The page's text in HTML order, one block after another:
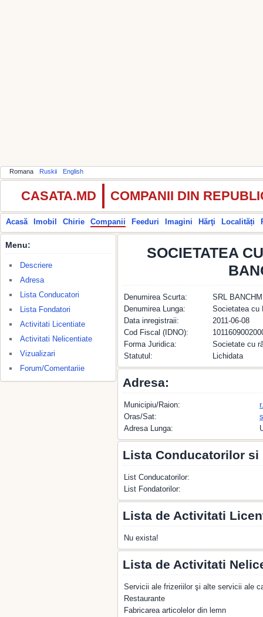
Romana Ruskii English
CASATA.MD COMPANII DIN
Acasă Imobil Chirie Companii Feeduri Imagini Hărţi Localități
Menu:
Descriere
Adresa
Lista Conducatori
Lista Fondatori
Activitati Licentiate
Activitati Nelicentiate
Vizualizari
Forum/Comentariie
SOCIETATEA
Denumirea Scurta:
SRL
Denumirea Lunga:
Societatea cu
Data inregistraii:
2011-06-08
Cod Fiscal (IDNO):
Forma Juridica:
Societate cu
Statutul:
Lichidata
Adresa:
Municipiu/Raion:
Oras/Sat:
Adresa Lunga:
Lista Conducatorilor
List Conducatorilor:
List Fondatorilor:
Lista de Activitati
Nu exista!
Lista de Activitati
Servicii ale frizeriilor şi alte servicii ale
Restaurante
Fabricarea articolelor din lemn